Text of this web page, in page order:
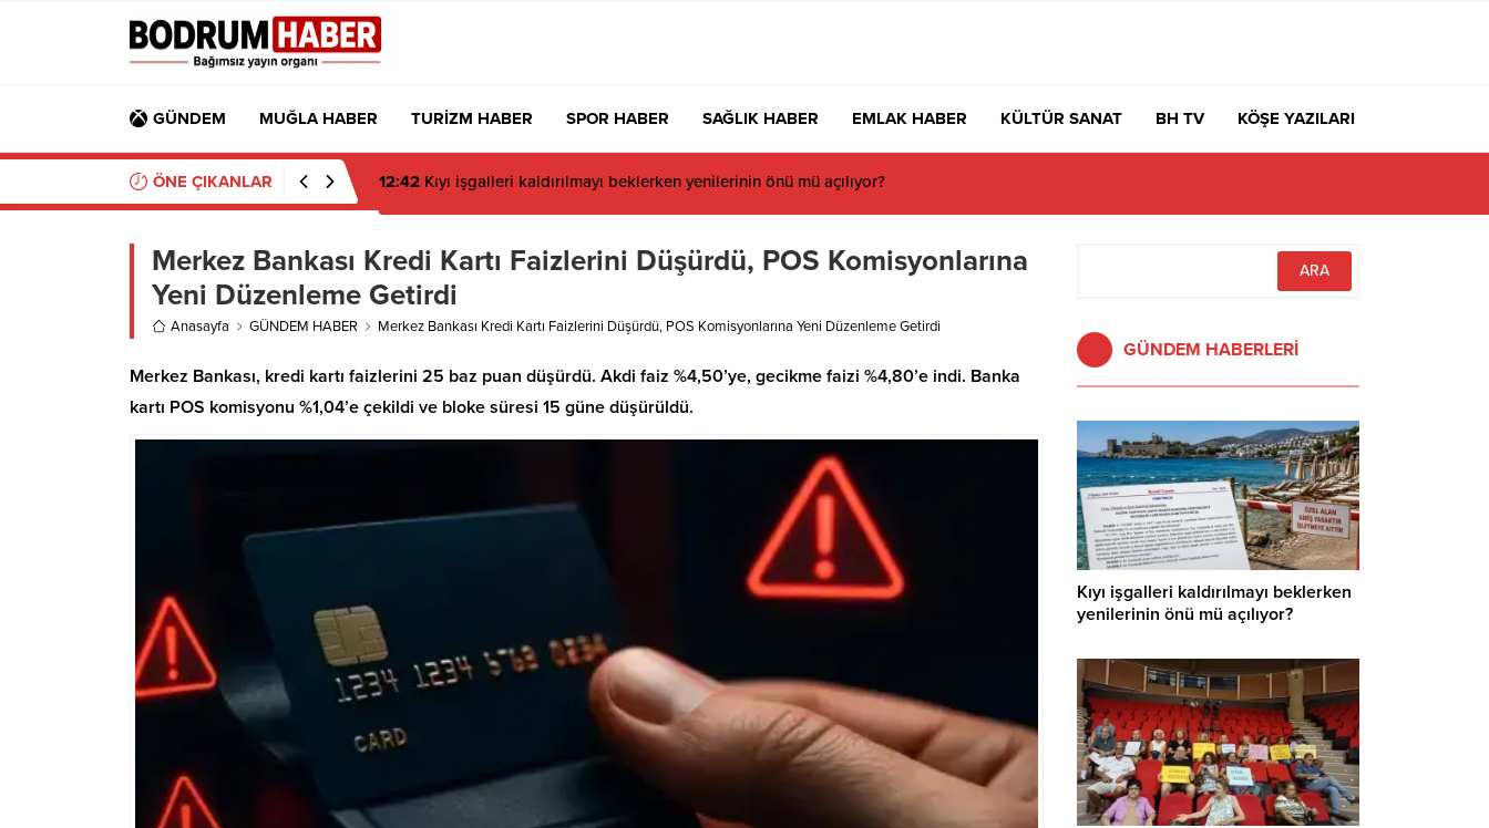
GÜNDEM MUĞLA HABER TURİZM HABER SPOR HABER SAĞLIK HABER EMLAK HABER KÜLTÜR SANAT BH TV KÖŞE YAZILARI
ÖNE ÇIKANLAR
Merkez Bankası Kredi Kartı Faizlerini Düşürdü, POS Komisyonlarına
Yeni Düzenleme Getirdi
Anasayfa GÜNDEM HABER Merkez Bankası Kredi Kartı Faizlerini Düşürdü, POS Komisyonlarına Yeni Düzenleme Getirdi
Merkez Bankası, kredi kartı faizlerini 25 baz puan düşürdü. Akdi faiz %4,50’ye, gecikme faizi %4,80’e indi. Banka
kartı POS komisyonu %1,04’e çekildi ve bloke süresi 15 güne düşürüldü.
GÜNDEM HABERLERİ
Kıyı işgalleri kaldırılmayı beklerken
yenilerinin önü mü açılıyor?